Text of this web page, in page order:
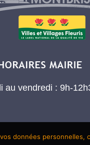
au vendredi : 9h-
données